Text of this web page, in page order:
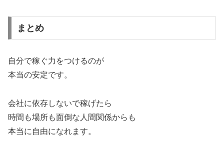
まとめ
自分で稼ぐ力をつけるのが
本当の安定です。
会社に依存しないで稼げたら
時間も場所も面倒な人間関係からも
本当に自由になれます。